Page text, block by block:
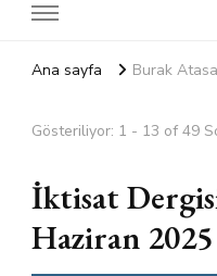
Ana sayfa Burak
Gösteriliyor: 1 - 13 of 49
İktisat
Haziran 2025